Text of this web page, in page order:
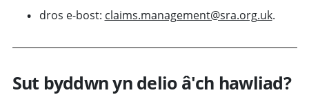
dros e-bost: claims.management@sra.org.uk.
Sut byddwn yn delio â'ch hawliad?